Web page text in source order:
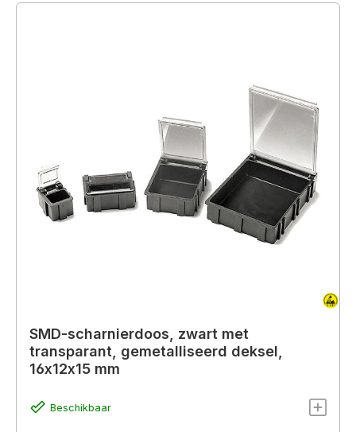
SMD-scharnierdoos, zwart met
transparant, gemetalliseerd deksel,
16x12x15 mm
Beschikbaar